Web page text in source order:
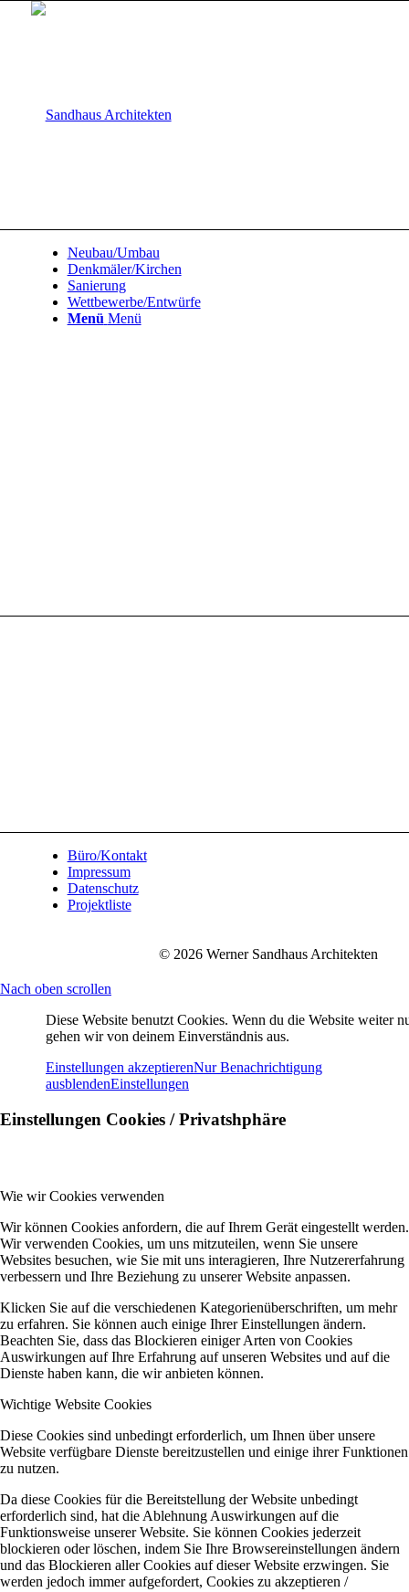
Neubau/Umbau
Denkmäler/Kirchen
Sanierung
Wettbewerbe/Entwürfe
Menü Menü
Büro/Kontakt
Impressum
Datenschutz
Projektliste
© 2026 Werner Sandhaus Architekten
Nach oben scrollen
Diese Website benutzt Cookies. Wenn du die Website weiter
gehen wir von deinem Einverständnis aus.
Einstellungen akzeptierenNur Benachrichtigung
ausblendenEinstellungen
Einstellungen Cookies / Privatshphäre
Wie wir Cookies verwenden
Wir können Cookies anfordern, die auf Ihrem Gerät eingestellt werden.
Wir verwenden Cookies, um uns mitzuteilen, wenn Sie unsere
Websites besuchen, wie Sie mit uns interagieren, Ihre Nutzererfahrung
verbessern und Ihre Beziehung zu unserer Website anpassen.
Klicken Sie auf die verschiedenen Kategorienüberschriften, um mehr
zu erfahren. Sie können auch einige Ihrer Einstellungen ändern.
Beachten Sie, dass das Blockieren einiger Arten von Cookies
Auswirkungen auf Ihre Erfahrung auf unseren Websites und auf die
Dienste haben kann, die wir anbieten können.
Wichtige Website Cookies
Diese Cookies sind unbedingt erforderlich, um Ihnen über unsere
Website verfügbare Dienste bereitzustellen und einige ihrer Funktionen
zu nutzen.
Da diese Cookies für die Bereitstellung der Website unbedingt
erforderlich sind, hat die Ablehnung Auswirkungen auf die
Funktionsweise unserer Website. Sie können Cookies jederzeit
blockieren oder löschen, indem Sie Ihre Browsereinstellungen ändern
und das Blockieren aller Cookies auf dieser Website erzwingen. Sie
werden jedoch immer aufgefordert, Cookies zu akzeptieren /